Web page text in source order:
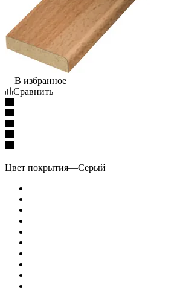
В избранное
Сравнить
Цвет покрытия—Серый